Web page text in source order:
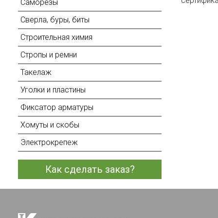
Саморезы
Сверла, буры, биты
Строительная химия
Стропы и ремни
Такелаж
Уголки и пластины
Фиксатор арматуры
Хомуты и скобы
Электрокрепеж
Как сделать заказ?